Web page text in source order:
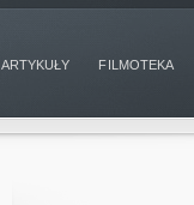
ARTYKUŁY FILMOTEKA